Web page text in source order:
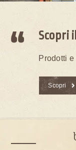
Scopri
Scopri
Prodotti